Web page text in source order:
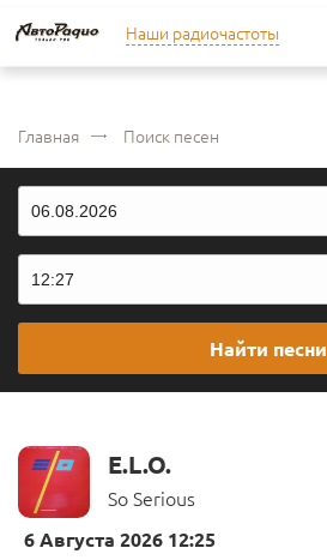
Наши радиочастоты
Главная Поиск песен
Найти песни
E.L.O.
So Serious
6 Августа 2026 12:25